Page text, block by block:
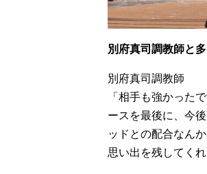
別府真司調教師と
別府真司調教師
「相手も強かった
ースを最後に、今
ッドとの配合なん
思い出を残してく